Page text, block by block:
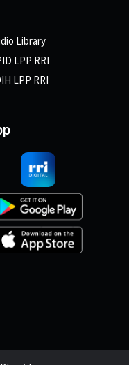
Library
LPP RRI
LPP RRI